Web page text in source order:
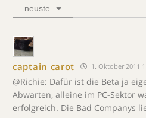
neuste
captain carot 1. Oktober 2011
@Richie: Dafür ist die Beta ja
Abwarten, alleine im PC-Sektor
erfolgreich. Die Bad Companys